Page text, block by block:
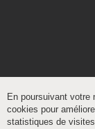
En poursuivant
cookies pour
statistiques de